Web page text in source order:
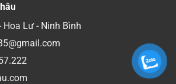
Lư - Ninh Bình